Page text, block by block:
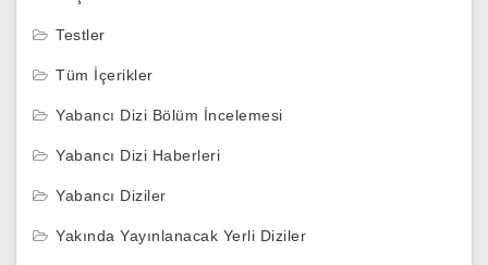
Testler
Tüm İçerikler
Yabancı Dizi Bölüm İncelemesi
Yabancı Dizi Haberleri
Yabancı Diziler
Yakında Yayınlanacak Yerli Diziler